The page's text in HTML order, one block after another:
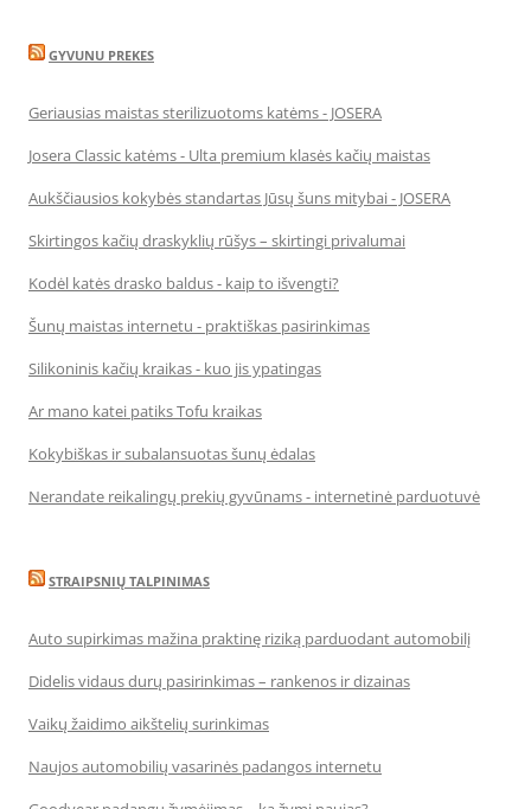
GYVUNU PREKES
Geriausias maistas sterilizuotoms katėms - JOSERA
Josera Classic katėms - Ulta premium klasės kačių maistas
Aukščiausios kokybės standartas Jūsų šuns mitybai - JOSERA
Skirtingos kačių draskyklių rūšys – skirtingi privalumai
Kodėl katės drasko baldus - kaip to išvengti?
Šunų maistas internetu - praktiškas pasirinkimas
Silikoninis kačių kraikas - kuo jis ypatingas
Ar mano katei patiks Tofu kraikas
Kokybiškas ir subalansuotas šunų ėdalas
Nerandate reikalingų prekių gyvūnams - internetinė parduotuvė
STRAIPSNIŲ TALPINIMAS
Auto supirkimas mažina praktinę riziką parduodant automobilį
Didelis vidaus durų pasirinkimas – rankenos ir dizainas
Vaikų žaidimo aikštelių surinkimas
Naujos automobilių vasarinės padangos internetu